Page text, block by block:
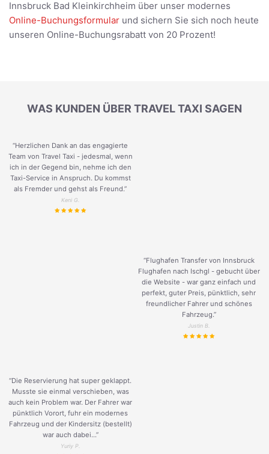
Innsbruck Bad Kleinkirchheim über unser modernes
Online-Buchungsformular und sichern Sie sich noch heute
unseren Online-Buchungsrabatt von 20 Prozent!
WAS KUNDEN ÜBER TRAVEL TAXI SAGEN
“Herzlichen Dank an das engagierte
Team von Travel Taxi - jedesmal, wenn
ich in der Gegend bin, nehme ich den
Taxi-Service in Anspruch. Du kommst
als Fremder und gehst als Freund.”
Keni G.
“Flughafen Transfer von Innsbruck
Flughafen nach Ischgl - gebucht über
die Website - war ganz einfach und
perfekt, guter Preis, pünktlich, sehr
freundlicher Fahrer und schönes
Fahrzeug.”
Justin B.
“Die Reservierung hat super geklappt.
Musste sie einmal verschieben, was
auch kein Problem war. Der Fahrer war
pünktlich Vorort, fuhr ein modernes
Fahrzeug und der Kindersitz (bestellt)
war auch dabei...”
Yuriy P.